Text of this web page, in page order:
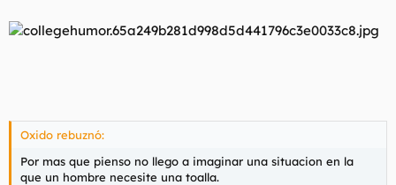
Oxido rebuznó:
Por mas que pienso no llego a imaginar una situacion en la
que un hombre necesite una toalla.